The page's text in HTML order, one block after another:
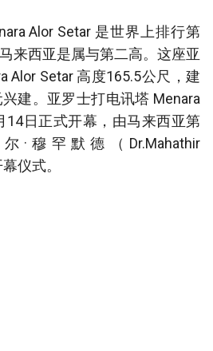
Alor Setar 是世界上排行第
来西亚是属与第二高。这座亚
Alor Setar 高度165.5公尺，建
建。亚罗士打电讯塔 Menara
14日正式开幕，由马来西亚第
·穆罕默德（Dr.Mahathir
仪式。